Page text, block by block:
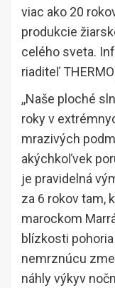
viac ako 20
produkcie
celého sveta.
riaditeľ
,,Naše ploché
roky v
mrazivých
akýchkoľvek
je pravidelná
za 6 rokov tam,
marockom
blízkosti
nemrznúcu
náhly výkyv